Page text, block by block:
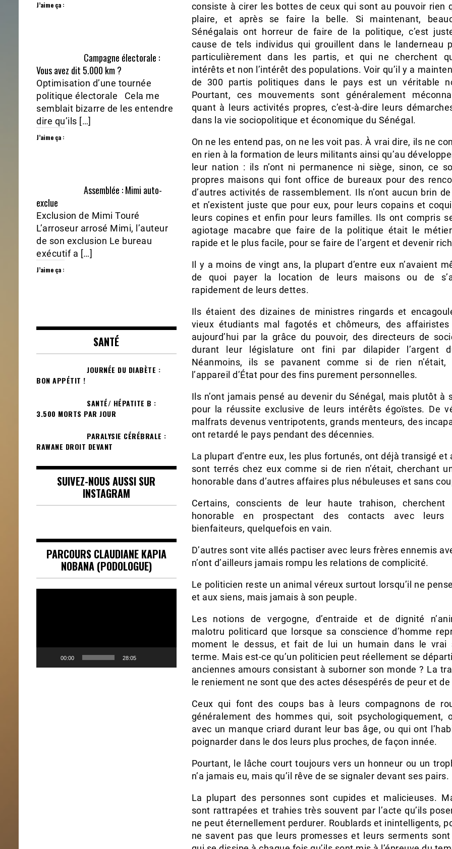
consiste à cirer les bottes de ceux qui sont au pouvoir rien
plaire, et après se faire la belle. Si maintenant,
Sénégalais ont horreur de faire de la politique, c’est
cause de tels individus qui grouillent dans le landerneau
particulièrement dans les partis, et qui ne cherchent
intérêts et non l’intérêt des populations. Voir qu’il y a
de 300 partis politiques dans le pays est un véritable
Pourtant, ces mouvements sont généralement
quant à leurs activités propres, c’est-à-dire leurs
dans la vie sociopolitique et économique du Sénégal.
On ne les entend pas, on ne les voit pas. À vrai dire, ils ne
en rien à la formation de leurs militants ainsi qu’au
leur nation : ils n’ont ni permanence ni siège, sinon, ce
propres maisons qui font office de bureaux pour des
d’autres activités de rassemblement. Ils n’ont aucun brin
et n’existent juste que pour eux, pour leurs copains et
leurs copines et enfin pour leurs familles. Ils ont compris
agiotage macabre que faire de la politique était le
rapide et le plus facile, pour se faire de l’argent et devenir
Il y a moins de vingt ans, la plupart d’entre eux n’avaient
de quoi payer la location de leurs maisons ou de
rapidement de leurs dettes.
Ils étaient des dizaines de ministres ringards et
vieux étudiants mal fagotés et chômeurs, des affairistes
aujourd’hui par la grâce du pouvoir, des directeurs de
durant leur législature ont fini par dilapider l’argent
Néanmoins, ils se pavanent comme si de rien n’était,
l’appareil d’État pour des fins purement personnelles.
Ils n’ont jamais pensé au devenir du Sénégal, mais plutôt à
pour la réussite exclusive de leurs intérêts égoïstes. De
malfrats devenus ventripotents, grands menteurs, des
ont retardé le pays pendant des décennies.
La plupart d’entre eux, les plus fortunés, ont déjà transigé et
sont terrés chez eux comme si de rien n’était, cherchant
honorable dans d’autres affaires plus nébuleuses et sans
Certains, conscients de leur haute trahison, cherchent
honorable en prospectant des contacts avec leurs
bienfaiteurs, quelquefois en vain.
D’autres sont vite allés pactiser avec leurs frères ennemis
n’ont d’ailleurs jamais rompu les relations de complicité.
Le politicien reste un animal véreux surtout lorsqu’il ne
et aux siens, mais jamais à son peuple.
Les notions de vergogne, d’entraide et de dignité
malotru politicard que lorsque sa conscience d’homme
moment le dessus, et fait de lui un humain dans le vrai
terme. Mais est-ce qu’un politicien peut réellement se
anciennes amours consistant à suborner son monde ? La
le reniement ne sont que des actes désespérés de peur et
Ceux qui font des coups bas à leurs compagnons de
généralement des hommes qui, soit psychologiquement,
avec un manque criard durant leur bas âge, ou qui ont
poignarder dans le dos leurs plus proches, de façon innée.
Pourtant, le lâche court toujours vers un honneur ou un
n’a jamais eu, mais qu’il rêve de se signaler devant ses pairs.
La plupart des personnes sont cupides et malicieuses.
sont rattrapées et trahies très souvent par l’acte qu’ils
ne peut éternellement perdurer. Roublards et inintelligents,
ne savent pas que leurs promesses et leurs serments
J’aime ça :
Campagne électorale :
Vous avez dit 5.000 km ?
Optimisation d’une tournée
politique électorale Cela me
semblait bizarre de les entendre
dire qu’ils […]
J’aime ça :
Assemblée : Mimi auto-
exclue
Exclusion de Mimi Touré
L’arroseur arrosé Mimi, l’auteur
de son exclusion Le bureau
exécutif a […]
J’aime ça :
SANTÉ
JOURNÉE DU DIABÈTE :
BON APPÉTIT !
SANTÉ/ HÉPATITE B :
3.500 MORTS PAR JOUR
PARALYSIE CÉRÉBRALE :
RAWANE DROIT DEVANT
SUIVEZ-NOUS AUSSI SUR
INSTAGRAM
PARCOURS CLAUDIANE KAPIA
NOBANA (PODOLOGUE)
00:00 28:05